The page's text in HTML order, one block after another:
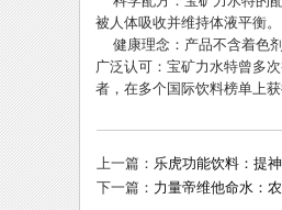
被人体吸收并维持体液平衡。
健康理念：产品不含着色剂
广泛认可：宝矿力水特曾多
者，在多个国际饮料榜单上获
上一篇： 乐虎功能饮料：提
下一篇： 力量帝维他命水：